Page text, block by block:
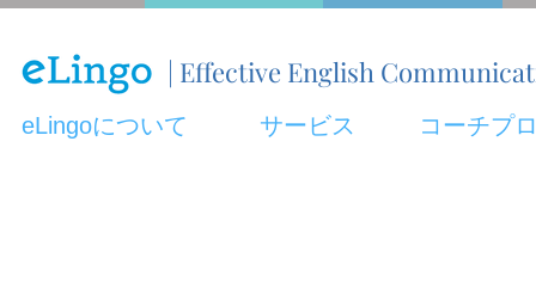
| Effective English
eLingoについて サービス コーチプ